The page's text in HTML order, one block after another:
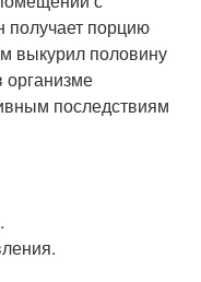
получает порцию
выкурил половину
организме
последствиям